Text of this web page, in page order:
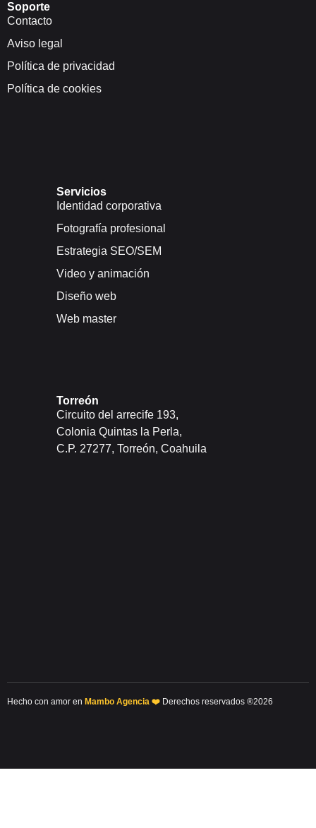
Soporte
Contacto
Aviso legal
Política de privacidad
Política de cookies
Servicios
Identidad corporativa
Fotografía profesional
Estrategia SEO/SEM
Video y animación
Diseño web
Web master
Torreón
Circuito del arrecife 193,
Colonia Quintas la Perla,
C.P. 27277, Torreón, Coahuila
Hecho con amor en Mambo Agencia ❤️ Derechos reservados ®2026